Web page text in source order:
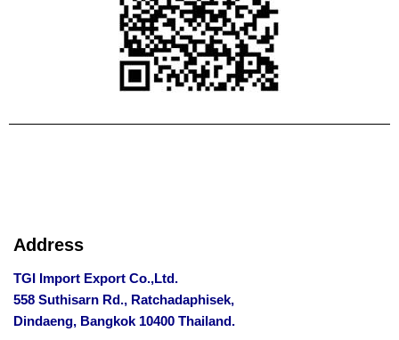
Address
TGI Import Export Co.,Ltd.
558 Suthisarn Rd., Ratchadaphisek,
Dindaeng, Bangkok 10400 Thailand.